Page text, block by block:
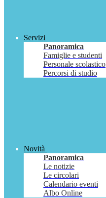
Servizi
Panoramica
Famiglie e studenti
Personale scolastico
Percorsi di studio
Novità
Panoramica
Le notizie
Le circolari
Calendario eventi
Albo Online